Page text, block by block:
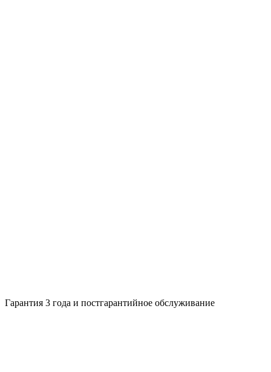
Гарантия 3 года и постгарантийное обслуживание